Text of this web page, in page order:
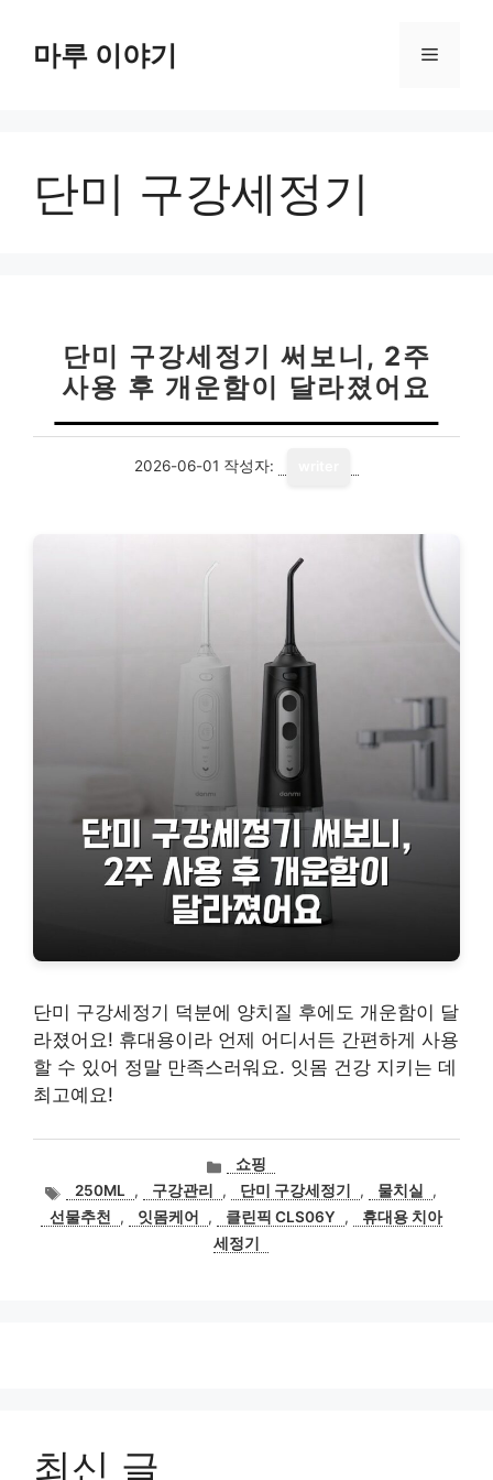
마루 이야기 메
단미 구강세정기
단미 구강세정기 써보니, 2주
사용 후 개운함이 달라졌어요
2026-06-01 작성자:
단미 구강세정기 덕분에 양치질 후에도 개운함이 달
라졌어요! 휴대용이라 언제 어디서든 간편하게 사용
할 수 있어 정말 만족스러워요. 잇몸 건강 지키는 데
최고예요!
카
테
고
리
쇼핑
태
그
250ML , 구강관리 , 단미 구강세정기 , 물치실
,
선물추천
, 잇몸케어 , 클린픽 CLS06Y ,
휴대용 치아
세정기
최신 글